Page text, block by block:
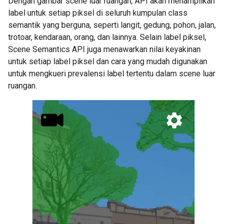
label untuk setiap piksel di seluruh kumpulan class
semantik yang berguna, seperti langit, gedung, pohon, jalan,
trotoar, kendaraan, orang, dan lainnya. Selain label piksel,
Scene Semantics API juga menawarkan nilai keyakinan
untuk setiap label piksel dan cara yang mudah digunakan
untuk mengkueri prevalensi label tertentu dalam scene luar
ruangan.